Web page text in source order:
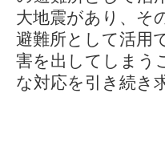
大地震があり、そ
避難所として活用
害を出してしまう
な対応を引き続き